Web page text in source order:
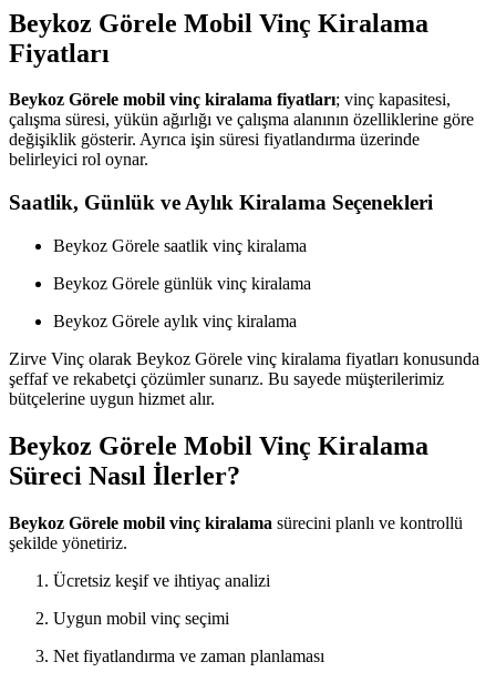
Beykoz Görele Mobil Vinç Kiralama
Fiyatları
Beykoz Görele mobil vinç kiralama fiyatları; vinç kapasitesi,
çalışma süresi, yükün ağırlığı ve çalışma alanının özelliklerine göre
değişiklik gösterir. Ayrıca işin süresi fiyatlandırma üzerinde
belirleyici rol oynar.
Saatlik, Günlük ve Aylık Kiralama Seçenekleri
Beykoz Görele saatlik vinç kiralama
Beykoz Görele günlük vinç kiralama
Beykoz Görele aylık vinç kiralama
Zirve Vinç olarak Beykoz Görele vinç kiralama fiyatları konusunda
şeffaf ve rekabetçi çözümler sunarız. Bu sayede müşterilerimiz
bütçelerine uygun hizmet alır.
Beykoz Görele Mobil Vinç Kiralama
Süreci Nasıl İlerler?
Beykoz Görele mobil vinç kiralama sürecini planlı ve kontrollü
şekilde yönetiriz.
Ücretsiz keşif ve ihtiyaç analizi
Uygun mobil vinç seçimi
Net fiyatlandırma ve zaman planlaması